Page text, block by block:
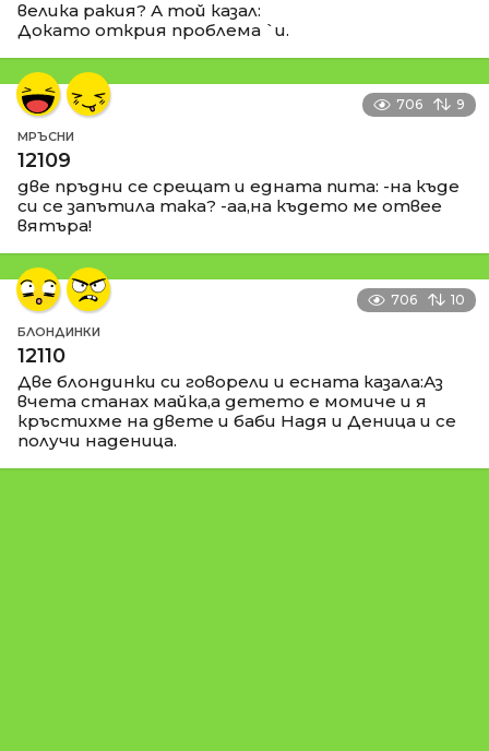
велика ракия? А той казал:
Докато открия проблема `и.
706 9
МРЪСНИ
12109
две пръдни се срещат и едната пита: -на къде
си се запътила така? -аа,на където ме отвее
вятъра!
706 10
БЛОНДИНКИ
12110
Две блондинки си говорели и есната казала:Аз
вчета станах майка,а детето е момиче и я
кръстихме на двете и баби Надя и Деница и се
получи наденица.